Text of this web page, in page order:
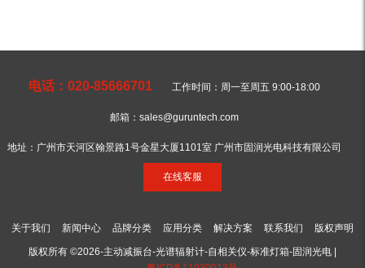
电话：020-85666701 工作时间：周一至周五 9:00-18:00
邮箱：sales@guruntech.com
地址：广州市天河区翰景路1号金星大厦1101室 广州市固润光电科技有限公司
在线客服
关于我们 新闻中心 品牌分类 应用分类 解决方案 联系我们 版权声明
版权所有 ©2026-主动减振台-光谱辐射计-自相关仪-标准灯箱-固润光电 |